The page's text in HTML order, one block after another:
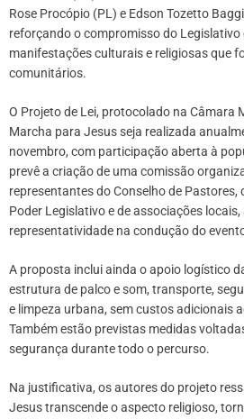
Rose Procópio (PL) e Edson Tozetto
reforçando o compromisso do Legislativo
manifestações culturais e religiosas que
comunitários.
O Projeto de Lei, protocolado na Câmara
Marcha para Jesus seja realizada
novembro, com participação aberta à
prevê a criação de uma comissão
representantes do Conselho de Pastores,
Poder Legislativo e de associações
representatividade na condução do
A proposta inclui ainda o apoio logístico
estrutura de palco e som, transporte,
e limpeza urbana, sem custos adicionais
Também estão previstas medidas
segurança durante todo o percurso.
Na justificativa, os autores do projeto
Jesus transcende o aspecto religioso,